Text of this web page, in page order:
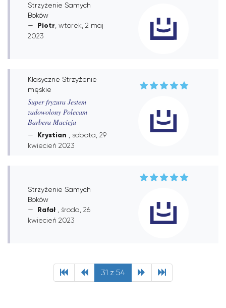
Strzyżenie Samych
Boków
Piotr , wtorek, 2 maj
2023
Klasyczne Strzyżenie
męskie
Super fryzura Jestem
zadowolony Polecam
Barbera Macieja
Krystian
, sobota, 29
kwiecień 2023
Strzyżenie Samych
Boków
Rafał
, środa, 26
kwiecień 2023
31 z 54